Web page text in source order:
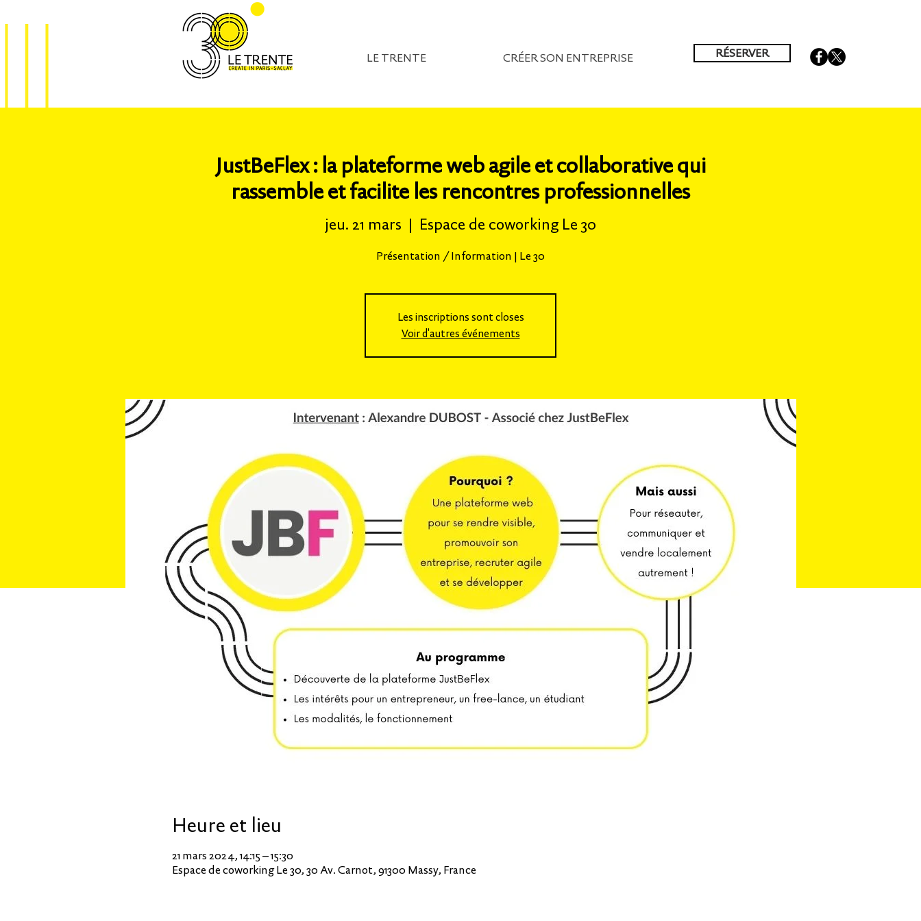
LE TRENTE CRÉER SON ENTREPRISE RÉSERVER
JustBeFlex : la plateforme web agile et collaborative qui
rassemble et facilite les rencontres professionnelles
jeu. 21 mars
  |
Espace de coworking Le 30
Présentation / Information | Le 30
Les inscriptions sont closes
Voir d'autres événements
Heure et lieu
21 mars 2024, 14:15 – 15:30
Espace de coworking Le 30, 30 Av. Carnot, 91300 Massy, France